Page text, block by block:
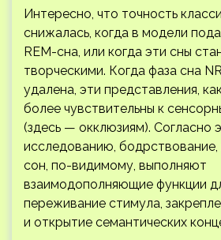
Интересно, что точность
снижалась, когда в модели
REM-сна, или когда эти сны
творческими. Когда фаза сна
удалена, эти представления,
более чувствительны к
(здесь — окклюзиям). Согласно
исследованию, бодрствование,
сон, по-видимому, выполняют
взаимодополняющие функции
переживание стимула,
и открытие семантических